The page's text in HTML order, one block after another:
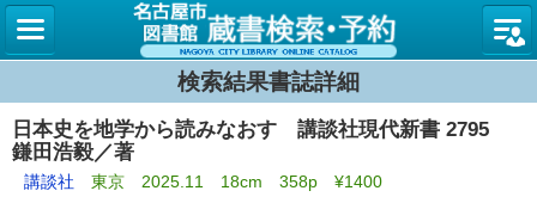
名古屋
検索結果書誌詳細
日本史を地学から読みなおす 講談社現代新書 2795
鎌田浩毅／著
講談社 東京 2025.11 18cm 358p ¥1400